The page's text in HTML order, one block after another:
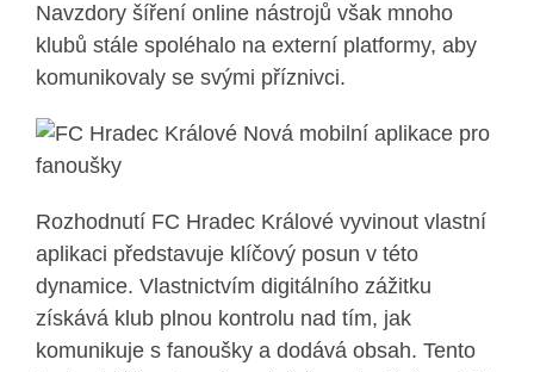
Navzdory šíření online nástrojů však mnoho
klubů stále spoléhalo na externí platformy, aby
komunikovaly se svými příznivci.
Rozhodnutí FC Hradec Králové vyvinout vlastní
aplikaci představuje klíčový posun v této
dynamice. Vlastnictvím digitálního zážitku
získává klub plnou kontrolu nad tím, jak
komunikuje s fanoušky a dodává obsah. Tento